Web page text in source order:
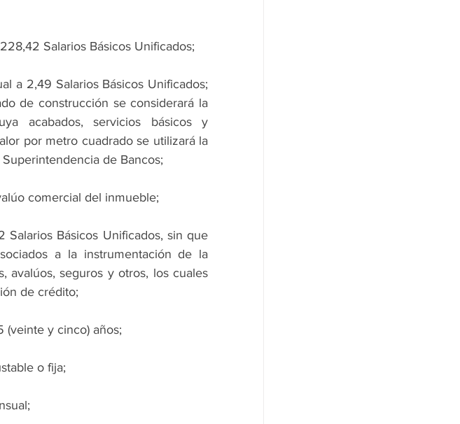
Salarios Básicos Unificados;
a 2,49 Salarios Básicos Unificados;
de construcción se considerará la
acabados, servicios básicos y
por metro cuadrado se utilizará la
de Bancos;
comercial del inmueble;
Básicos Unificados, sin que
a la instrumentación de la
avalúos, seguros y otros, los cuales
de crédito;
(veinte y cinco) años;
o fija;